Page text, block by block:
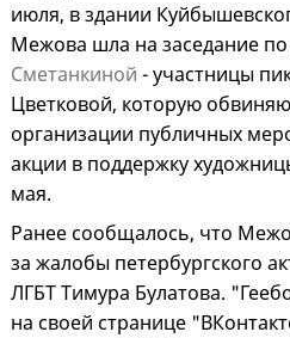
июля, в здании
Межова шла на заседание по
Сметанкиной - участницы
Цветковой, которую
организации публичных
акции в поддержку
мая.
Ранее сообщалось, что
за жалобы петербургского
ЛГБТ Тимура Булатова.
на своей странице